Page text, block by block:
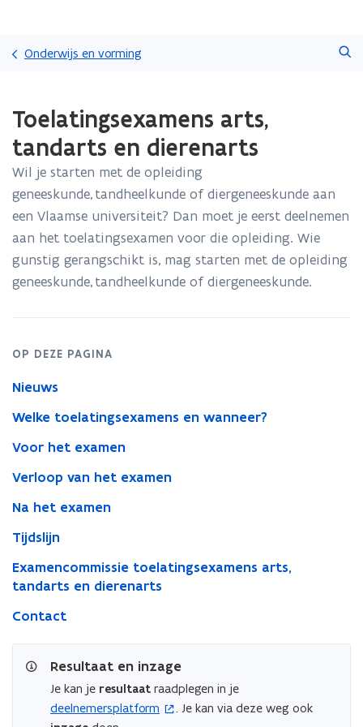
gaan
Onderwijs en vorming
met
laden.
bevindt
zich
op:
Toelatingsexamens
arts,
dierenarts
Toelatingsexamens arts,
tandarts en dierenarts
Wil je starten met de opleiding
geneeskunde, tandheelkunde of diergeneeskunde aan
een Vlaamse universiteit? Dan moet je eerst deelnemen
aan het toelatingsexamen voor die opleiding. Wie
gunstig gerangschikt is, mag starten met de opleiding
geneeskunde, tandheelkunde of diergeneeskunde.
OP DEZE PAGINA
Nieuws
Welke toelatingsexamens en wanneer?
Voor het examen
Verloop van het examen
Na het examen
Tijdslijn
Examencommissie toelatingsexamens arts,
tandarts en dierenarts
Contact
Resultaat en inzage
Je kan je resultaat raadplegen in je
deelnemersplatform
(
. Je kan via deze weg ook